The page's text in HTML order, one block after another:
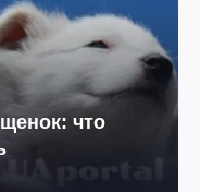
что